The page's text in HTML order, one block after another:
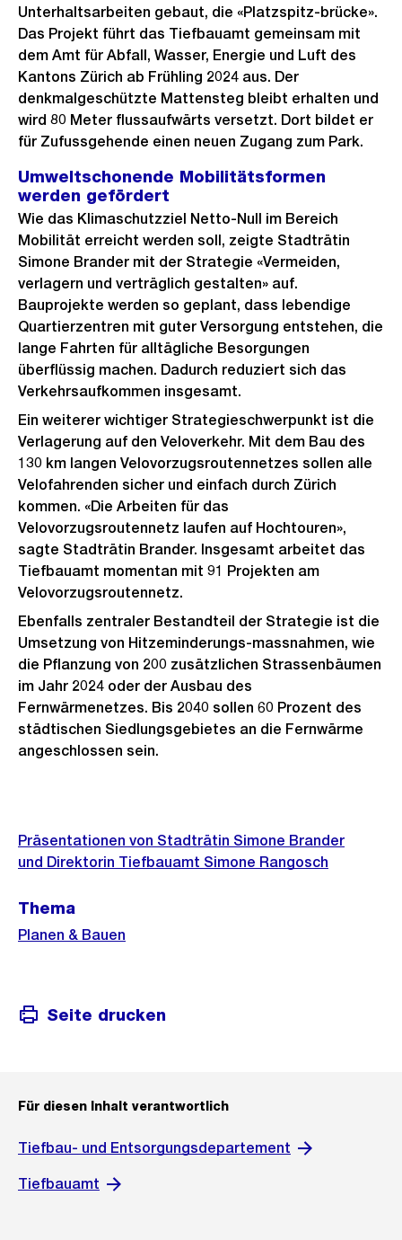
Unterhaltsarbeiten gebaut, die «Platzspitz-brücke».
Das Projekt führt das Tiefbauamt gemeinsam mit
dem Amt für Abfall, Wasser, Energie und Luft des
Kantons Zürich ab Frühling 2024 aus. Der
denkmalgeschützte Mattensteg bleibt erhalten und
wird 80 Meter flussaufwärts versetzt. Dort bildet er
für Zufussgehende einen neuen Zugang zum Park.
Umweltschonende Mobilitätsformen
werden gefördert
Wie das Klimaschutzziel Netto-Null im Bereich
Mobilität erreicht werden soll, zeigte Stadträtin
Simone Brander mit der Strategie «Vermeiden,
verlagern und verträglich gestalten» auf.
Bauprojekte werden so geplant, dass lebendige
Quartierzentren mit guter Versorgung entstehen, die
lange Fahrten für alltägliche Besorgungen
überflüssig machen. Dadurch reduziert sich das
Verkehrsaufkommen insgesamt.
Ein weiterer wichtiger Strategieschwerpunkt ist die
Verlagerung auf den Veloverkehr. Mit dem Bau des
130 km langen Velovorzugsroutennetzes sollen alle
Velofahrenden sicher und einfach durch Zürich
kommen. «Die Arbeiten für das
Velovorzugsroutennetz laufen auf Hochtouren»,
sagte Stadträtin Brander. Insgesamt arbeitet das
Tiefbauamt momentan mit 91 Projekten am
Velovorzugsroutennetz.
Ebenfalls zentraler Bestandteil der Strategie ist die
Umsetzung von Hitzeminderungs-massnahmen, wie
die Pflanzung von 200 zusätzlichen Strassenbäumen
im Jahr 2024 oder der Ausbau des
Fernwärmenetzes. Bis 2040 sollen 60 Prozent des
städtischen Siedlungsgebietes an die Fernwärme
angeschlossen sein.
Informationen
Präsentationen von Stadträtin Simone Brander
und Direktorin Tiefbauamt Simone Rangosch
Thema
Planen & Bauen
Seite drucken
Für diesen Inhalt verantwortlich
Tiefbau- und Entsorgungsdepartement
Tiefbauamt